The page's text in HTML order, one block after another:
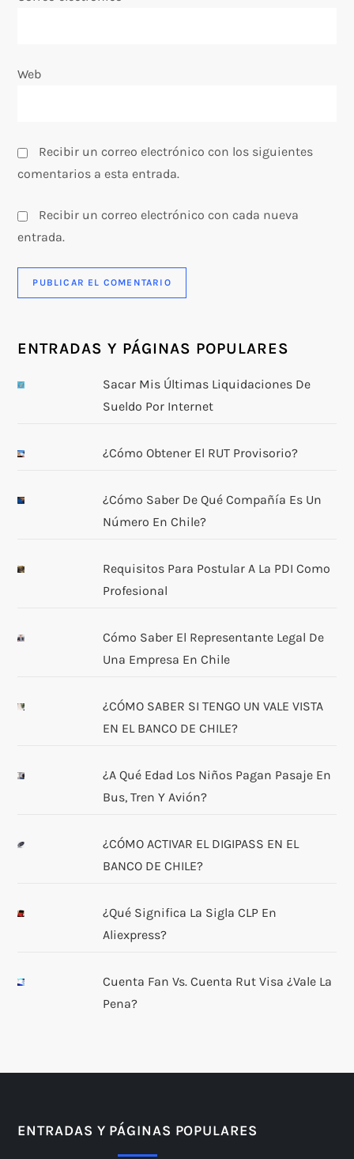
Web
Recibir un correo electrónico con los siguientes
comentarios a esta entrada.
Recibir un correo electrónico con cada nueva
entrada.
ENTRADAS Y PÁGINAS POPULARES
Sacar Mis Últimas Liquidaciones De
Sueldo Por Internet
¿Cómo Obtener El RUT Provisorio?
¿Cómo Saber De Qué Compañía Es Un
Número En Chile?
Requisitos Para Postular A La PDI Como
Profesional
Cómo Saber El Representante Legal De
Una Empresa En Chile
¿CÓMO SABER SI TENGO UN VALE VISTA
EN EL BANCO DE CHILE?
¿A Qué Edad Los Niños Pagan Pasaje En
Bus, Tren Y Avión?
¿CÓMO ACTIVAR EL DIGIPASS EN EL
BANCO DE CHILE?
¿Qué Significa La Sigla CLP En
Aliexpress?
Cuenta Fan Vs. Cuenta Rut Visa ¿Vale La
Pena?
ENTRADAS Y PÁGINAS POPULARES